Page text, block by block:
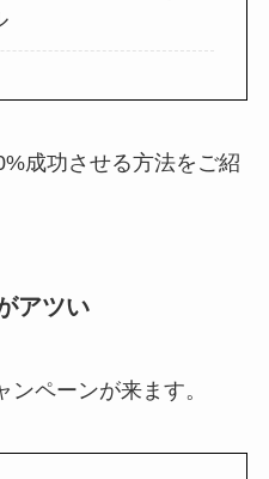
成功させる方法をご紹
アツい
ペーンが来ます。